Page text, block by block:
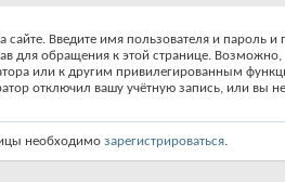
сайте. Введите имя пользователя и пароль и
для обращения к этой странице. Возможно,
или к другим привилегированным
отключил вашу учётную запись, или вы
необходимо зарегистрироваться.